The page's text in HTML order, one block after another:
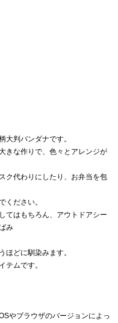
大判バンダナです。
きな作りで、色々とアレンジが
ク代わりにしたり、お弁当を包
ください。
てはもちろん、アウトドアシー
み
ほどに馴染みます。
テムです。
やブラウザのバージョンによっ